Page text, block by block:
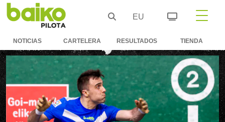
EU
NOTICIAS CARTELERA RESULTADOS TIENDA